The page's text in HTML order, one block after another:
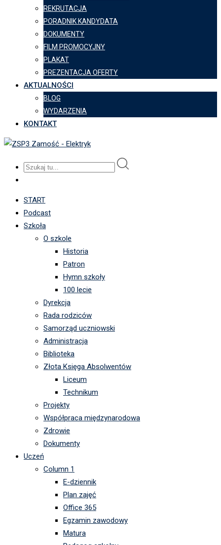
REKRUTACJA
PORADNIK KANDYDATA
DOKUMENTY
FILM PROMOCYJNY
PLAKAT
PREZENTACJA OFERTY
AKTUALNOŚCI
BLOG
WYDARZENIA
KONTAKT
START
Podcast
Szkoła
O szkole
Historia
Patron
Hymn szkoły
100 lecie
Dyrekcja
Rada rodziców
Samorząd uczniowski
Administracja
Biblioteka
Złota Księga Absolwentów
Liceum
Technikum
Projekty
Współpraca międzynarodowa
Zdrowie
Dokumenty
Uczeń
Column 1
E-dziennik
Plan zajęć
Office 365
Egzamin zawodowy
Matura